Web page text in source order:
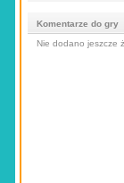
Komentarze do gry
Nie dodano jeszcze